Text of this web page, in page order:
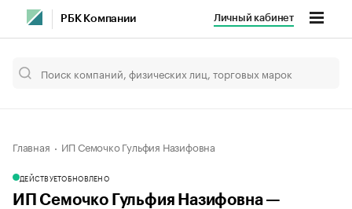
РБК Компании Личный кабинет
Главная ИП Семочко Гульфия Назифовна
ДЕЙСТВУЕТОБНОВЛЕНО
ИП Семочко Гульфия Назифовна —